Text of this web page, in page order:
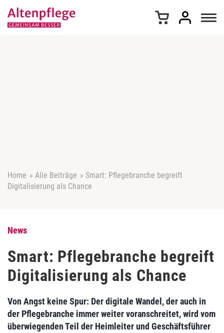
Home » Alle Beiträge » Smart: Pflegebranche begreift
Digitalisierung als Chance
News
Smart: Pflegebranche begreift
Digitalisierung als Chance
Von Angst keine Spur: Der digitale Wandel, der auch in
der Pflegebranche immer weiter voranschreitet, wird vom
überwiegenden Teil der Heimleiter und Geschäftsführer